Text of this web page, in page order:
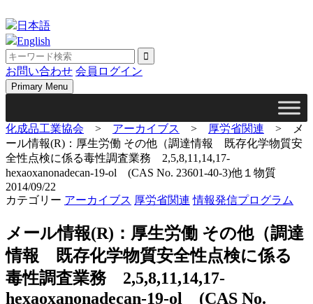
to
content
日本語
English
お問い合わせ 会員ログイン
Primary Menu
化成品工業協会 > アーカイブス > 厚労省関連 >
メ
ール情報(R)：厚生労働 その他（調達情報 既存化学物質安
全性点検に係る毒性調査業務 2,5,8,11,14,17-
hexaoxanonadecan-19-ol (CAS No. 23601-40-3)他１物質
2014/09/22
カテゴリー アーカイブス 厚労省関連 情報発信プログラム
メール情報(R)：厚生労働 その他（調達
情報 既存化学物質安全性点検に係る
毒性調査業務 2,5,8,11,14,17-
hexaoxanonadecan-19-ol (CAS No.